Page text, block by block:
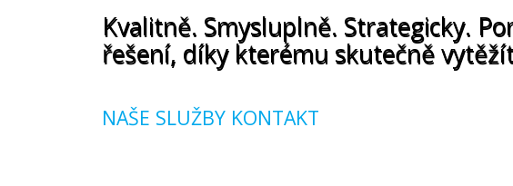
Kvalitně. Smysluplně. Strategicky.
řešení, díky kterému skutečně
NAŠE SLUŽBY KONTAKT